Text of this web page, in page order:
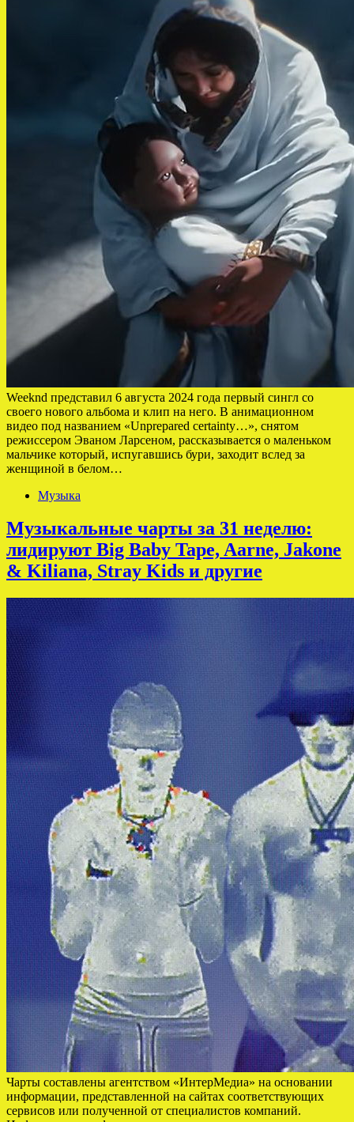
Weeknd представил 6 августа 2024 года первый сингл со
своего нового альбома и клип на него. В анимационном
видео под названием «Unprepared certainty…», снятом
режиссером Эваном Ларсеном, рассказывается о маленьком
мальчике который, испугавшись бури, заходит вслед за
женщиной в белом…
Музыка
Музыкальные чарты за 31 неделю:
лидируют Big Baby Tape, Aarne, Jakone
& Kiliana, Stray Kids и другие
Чарты составлены агентством «ИнтерМедиа» на основании
информации, представленной на сайтах соответствующих
сервисов или полученной от специалистов компаний.